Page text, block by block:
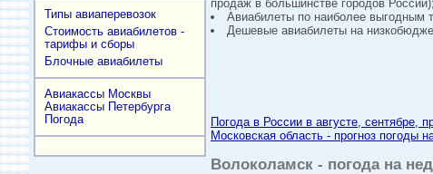
Типы авиаперевозок
Стоимость авиабилетов -
тарифы и сборы
Блочные авиабилеты
Авиакассы Москвы
Авиакассы Петербурга
Погода
продаж в большинстве городов России);
Авиабилеты по наиболее выгодным
Дешевые авиабилеты на
Погода в России в августе, сентябре,
Московская область - прогноз погоды
Волоколамск - погода на